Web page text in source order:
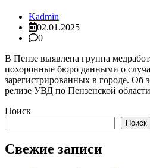
Kadmin
02.01.2025
0
В Пензе выявлена группа
похоронные бюро данными о
зарегистрированных в городе. Об
релизе УВД по Пензенской
Поиск
Поиск
Свежие записи